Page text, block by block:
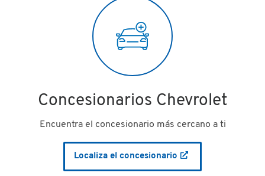
Concesionarios Chevrolet
Encuentra el concesionario más cercano a ti
Localiza el concesionario